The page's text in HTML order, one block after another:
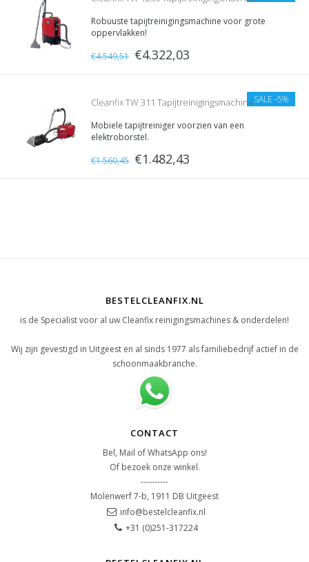
Robuuste tapijtreinigingsmachine voor grote
oppervlakken!
€4.549,51 €4.322,03
SALE -5%
Cleanfix TW 311 Tapijtreinigingsmachine
Mobiele tapijtreiniger voorzien van een
elektroborstel.
€1.560,45 €1.482,43
BESTELCLEANFIX.NL
is de Specialist voor al uw Cleanfix reinigingsmachines & onderdelen!
Wij zijn gevestigd in Uitgeest en al sinds 1977 als familiebedrijf actief in de
schoonmaakbranche.
CONTACT
Bel, Mail of WhatsApp ons!
Of bezoek onze winkel.
----------
Molenwerf 7-b, 1911 DB Uitgeest
info@bestelcleanfix.nl
+31 (0)251-317224